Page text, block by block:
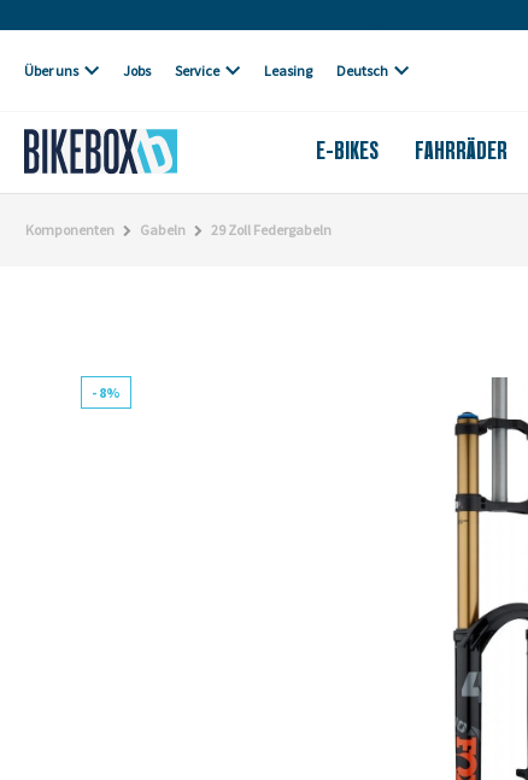
Über uns Jobs Service Leasing Deutsch
E-BIKES FAHRRÄDER
Komponenten Gabeln 29 Zoll Federgabeln
- 8%